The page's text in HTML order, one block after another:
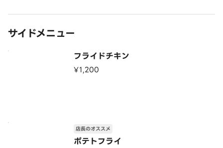
サイドメニュー
フライドチキン
¥1,200
ポテトフライ
店長のオススメ